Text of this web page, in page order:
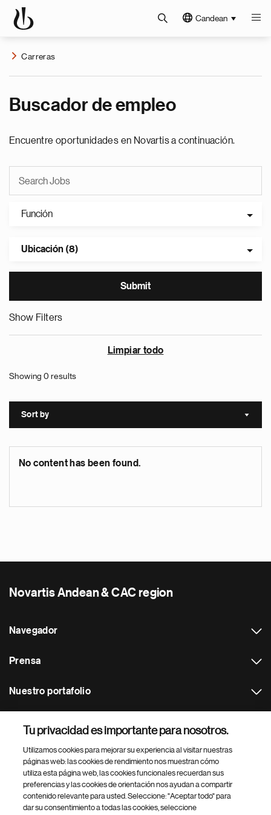
Candean
Carreras
Buscador de empleo
Encuentre oportunidades en Novartis a continuación.
Función
Ubicación (8)
Show Filters
Limpiar todo
Showing 0 results
Sort by Sort
No content has been found.
Novartis Andean & CAC region
Navegador
Prensa
Nuestro portafolio
Footer Site Search
Tu privacidad es importante para nosotros.
Utilizamos cookies para mejorar su experiencia al visitar nuestras
páginas web: las cookies de rendimiento nos muestran cómo
utiliza esta página web, las cookies funcionales recuerdan sus
preferencias y las cookies de orientación nos ayudan a compartir
contenido relevante para usted. Seleccione: "Aceptar todo" para
dar su consentimiento a todas las cookies, seleccione